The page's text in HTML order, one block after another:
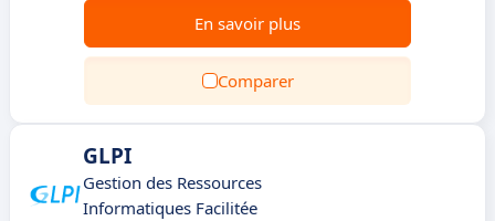
En savoir plus
Comparer
GLPI
Gestion des Ressources
Informatiques Facilitée